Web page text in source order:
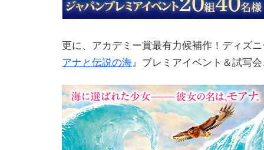
更に、アカデミー賞最有力候補作！ディズ
アナと伝説の海 』プレミアイベント＆試写